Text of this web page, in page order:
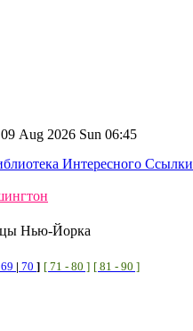
Aug 2026 Sun 06:45
Интересного Ссылки
Нью-Йорка
69 | 70 ] [ 71 - 80 ] [ 81 - 90 ]